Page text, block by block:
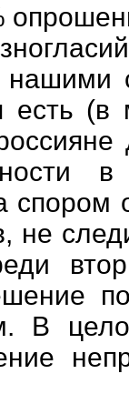
есть
в
спором
не
В